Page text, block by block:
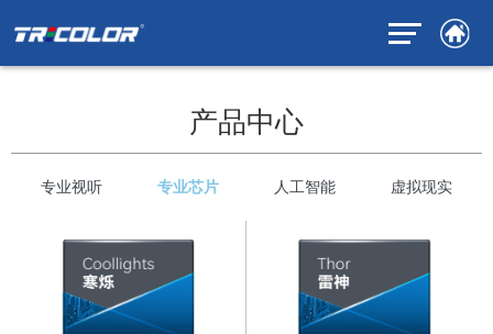
产品中心
专业视听 专业芯片 人工智能 虚拟现实